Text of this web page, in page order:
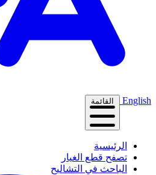
English القائمة
الرئيسية
تصفح قطع الغيار
الباحث في التشاليح